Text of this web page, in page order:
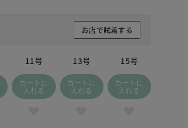
お店で試着する
11号
カートに
入れる
13号
カートに
入れる
15号
カートに
入れる